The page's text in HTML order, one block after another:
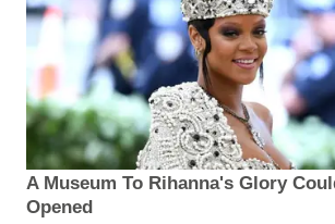
A Museum To Rihanna's Glory
Opened